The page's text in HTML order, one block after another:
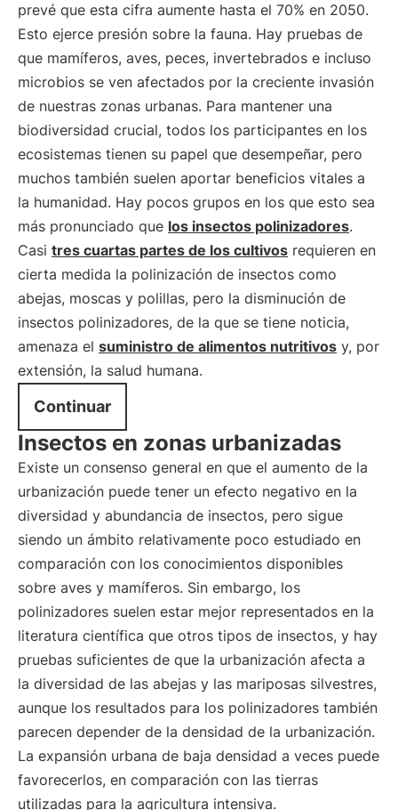
prevé que esta cifra aumente hasta el 70% en 2050.
Esto ejerce presión sobre la fauna. Hay pruebas de
que mamíferos, aves, peces, invertebrados e incluso
microbios se ven afectados por la creciente invasión
de nuestras zonas urbanas. Para mantener una
biodiversidad crucial, todos los participantes en los
ecosistemas tienen su papel que desempeñar, pero
muchos también suelen aportar beneficios vitales a
la humanidad. Hay pocos grupos en los que esto sea
más pronunciado que los insectos polinizadores.
Casi tres cuartas partes de los cultivos requieren en
cierta medida la polinización de insectos como
abejas, moscas y polillas, pero la disminución de
insectos polinizadores, de la que se tiene noticia,
amenaza el suministro de alimentos nutritivos y, por
extensión, la salud humana.
Continuar
Insectos en zonas urbanizadas
Existe un consenso general en que el aumento de la
urbanización puede tener un efecto negativo en la
diversidad y abundancia de insectos, pero sigue
siendo un ámbito relativamente poco estudiado en
comparación con los conocimientos disponibles
sobre aves y mamíferos. Sin embargo, los
polinizadores suelen estar mejor representados en la
literatura científica que otros tipos de insectos, y hay
pruebas suficientes de que la urbanización afecta a
la diversidad de las abejas y las mariposas silvestres,
aunque los resultados para los polinizadores también
parecen depender de la densidad de la urbanización.
La expansión urbana de baja densidad a veces puede
favorecerlos, en comparación con las tierras
utilizadas para la agricultura intensiva.